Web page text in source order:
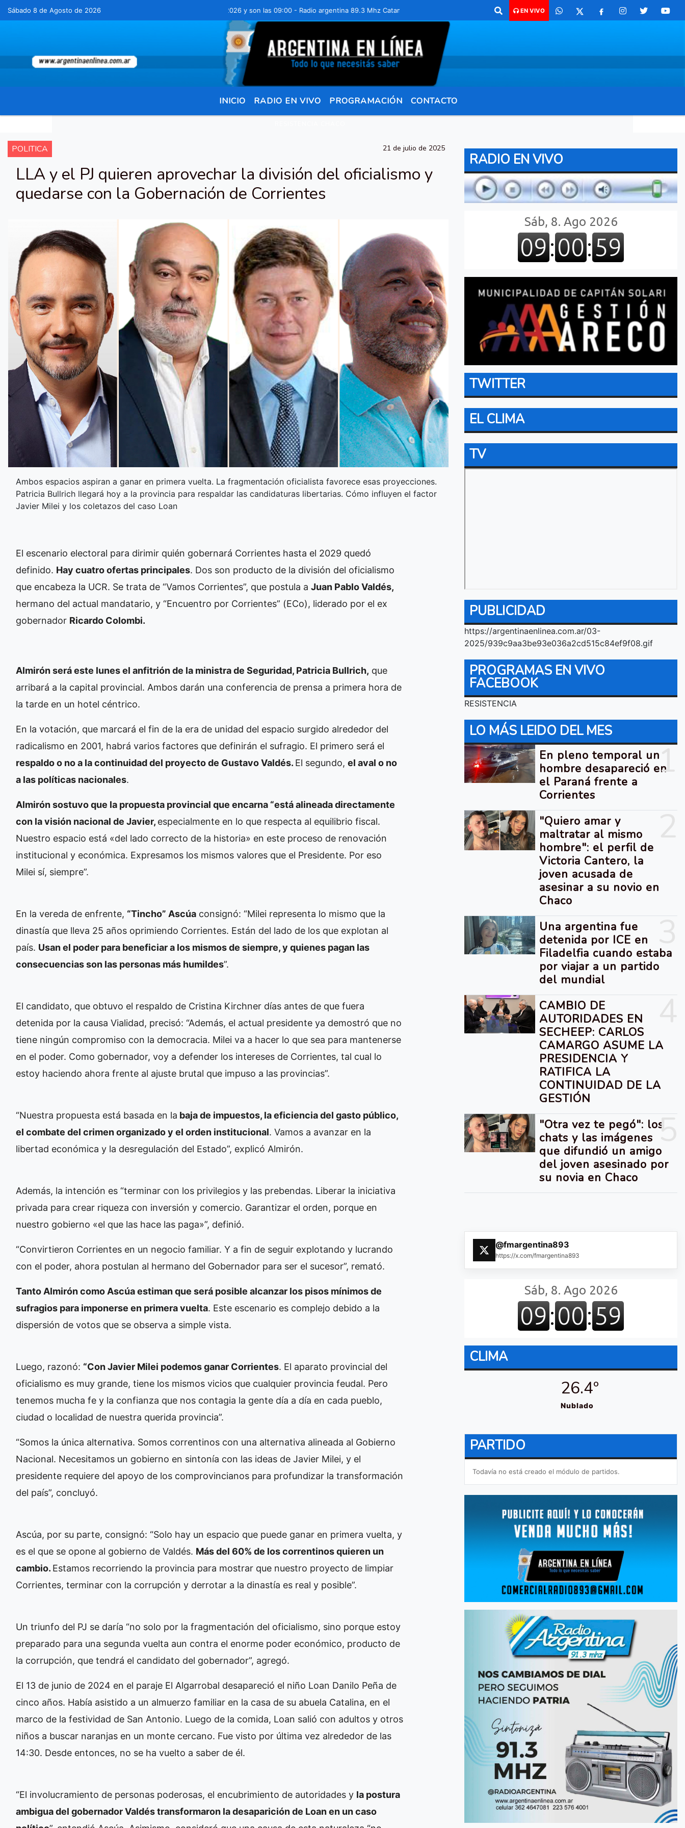
Sábado 8 de Agosto de 2026Hoy es Sábado 8 de Agosto de 2026 y son las 09:00 - Radio argentina 89.3 Mhz Catamarca 436 Resistencia Chaco para comunicarte 362 4879579 Radio argentina 89.3 Mhz
EN VIVO
INICIO RADIO EN VIVO PROGRAMACIÓN CONTACTO
POLITICA 21 de julio de 2025
LLA y el PJ quieren aprovechar la división del oficialismo y
quedarse con la Gobernación de Corrientes
Ambos espacios aspiran a ganar en primera vuelta. La fragmentación oficialista favorece esas proyecciones.
Patricia Bullrich llegará hoy a la provincia para respaldar las candidaturas libertarias. Cómo influyen el factor
Javier Milei y los coletazos del caso Loan
El escenario electoral para dirimir quién gobernará Corrientes hasta el 2029 quedó
definido. Hay cuatro ofertas principales. Dos son producto de la división del oficialismo
que encabeza la UCR. Se trata de “Vamos Corrientes”, que postula a Juan Pablo Valdés,
hermano del actual mandatario, y “Encuentro por Corrientes” (ECo), liderado por el ex
gobernador Ricardo Colombi.
Almirón será este lunes el anfitrión de la ministra de Seguridad, Patricia Bullrich, que
arribará a la capital provincial. Ambos darán una conferencia de prensa a primera hora de
la tarde en un hotel céntrico.
En la votación, que marcará el fin de la era de unidad del espacio surgido alrededor del
radicalismo en 2001, habrá varios factores que definirán el sufragio. El primero será el
respaldo o no a la continuidad del proyecto de Gustavo Valdés. El segundo, el aval o no
a las políticas nacionales.
Almirón sostuvo que la propuesta provincial que encarna “está alineada directamente
con la visión nacional de Javier, especialmente en lo que respecta al equilibrio fiscal.
Nuestro espacio está «del lado correcto de la historia» en este proceso de renovación
institucional y económica. Expresamos los mismos valores que el Presidente. Por eso
Milei sí, siempre”.
En la vereda de enfrente, “Tincho” Ascúa consignó: “Milei representa lo mismo que la
dinastía que lleva 25 años oprimiendo Corrientes. Están del lado de los que explotan al
país. Usan el poder para beneficiar a los mismos de siempre, y quienes pagan las
consecuencias son las personas más humildes”.
El candidato, que obtuvo el respaldo de Cristina Kirchner días antes de que fuera
detenida por la causa Vialidad, precisó: “Además, el actual presidente ya demostró que no
tiene ningún compromiso con la democracia. Milei va a hacer lo que sea para mantenerse
en el poder. Como gobernador, voy a defender los intereses de Corrientes, tal cual lo
estoy haciendo ahora frente al ajuste brutal que impuso a las provincias”.
“Nuestra propuesta está basada en la baja de impuestos, la eficiencia del gasto público,
el combate del crimen organizado y el orden institucional. Vamos a avanzar en la
libertad económica y la desregulación del Estado”, explicó Almirón.
Además, la intención es “terminar con los privilegios y las prebendas. Liberar la iniciativa
privada para crear riqueza con inversión y comercio. Garantizar el orden, porque en
nuestro gobierno «el que las hace las paga»”, definió.
“Convirtieron Corrientes en un negocio familiar. Y a fin de seguir explotando y lucrando
con el poder, ahora postulan al hermano del Gobernador para ser el sucesor”, remató.
Tanto Almirón como Ascúa estiman que será posible alcanzar los pisos mínimos de
sufragios para imponerse en primera vuelta. Este escenario es complejo debido a la
dispersión de votos que se observa a simple vista.
Luego, razonó: “Con Javier Milei podemos ganar Corrientes. El aparato provincial del
oficialismo es muy grande, tiene los mismos vicios que cualquier provincia feudal. Pero
tenemos mucha fe y la confianza que nos contagia la gente día a día en cada pueblo,
ciudad o localidad de nuestra querida provincia”.
“Somos la única alternativa. Somos correntinos con una alternativa alineada al Gobierno
Nacional. Necesitamos un gobierno en sintonía con las ideas de Javier Milei, y el
presidente requiere del apoyo de los comprovincianos para profundizar la transformación
del país”, concluyó.
Ascúa, por su parte, consignó: “Solo hay un espacio que puede ganar en primera vuelta, y
es el que se opone al gobierno de Valdés. Más del 60% de los correntinos quieren un
cambio. Estamos recorriendo la provincia para mostrar que nuestro proyecto de limpiar
Corrientes, terminar con la corrupción y derrotar a la dinastía es real y posible”.
Un triunfo del PJ se daría “no solo por la fragmentación del oficialismo, sino porque estoy
preparado para una segunda vuelta aun contra el enorme poder económico, producto de
la corrupción, que tendrá el candidato del gobernador”, agregó.
El 13 de junio de 2024 en el paraje El Algarrobal desapareció el niño Loan Danilo Peña de
cinco años. Había asistido a un almuerzo familiar en la casa de su abuela Catalina, en el
marco de la festividad de San Antonio. Luego de la comida, Loan salió con adultos y otros
niños a buscar naranjas en un monte cercano. Fue visto por última vez alrededor de las
14:30. Desde entonces, no se ha vuelto a saber de él.
“El involucramiento de personas poderosas, el encubrimiento de autoridades y la postura
ambigua del gobernador Valdés transformaron la desaparición de Loan en un caso
RADIO EN VIVO
TWITTER
EL CLIMA
TV
PUBLICIDAD
https://argentinaenlinea.com.ar/03-
2025/939c9aa3be93e036a2cd515c84ef9f08.gif
PROGRAMAS EN VIVO
FACEBOOK
RESISTENCIA
LO MÁS LEIDO DEL MES
1
En pleno temporal un
hombre desapareció en
el Paraná frente a
Corrientes
"Quiero amar y
maltratar al mismo
hombre": el perfil de
Victoria Cantero, la
joven acusada de
asesinar a su novio en
Chaco
Una argentina fue
detenida por ICE en
Filadelfia cuando estaba
por viajar a un partido
del mundial
CAMBIO DE
AUTORIDADES EN
SECHEEP: CARLOS
CAMARGO ASUME LA
PRESIDENCIA Y
RATIFICA LA
CONTINUIDAD DE LA
GESTIÓN
5
"Otra vez te pegó": los
chats y las imágenes
que difundió un amigo
del joven asesinado por
su novia en Chaco
@fmargentina893
https://x.com/fmargentina893
CLIMA
26.4º
Nublado
PARTIDO
Todavía no está creado el módulo de partidos.